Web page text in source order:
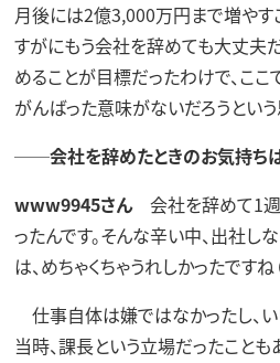
月後には2億3,000万円まで増やす
すがにもう会社を辞めても大丈夫
めることが目標だったわけで、ここ
がんばった意味がないだろうという
──会社を辞めたときのお気持ち
www9945さん会社を辞めて1週
ったんです。そんな辛い中、出社し
は、めちゃくちゃうれしかったですね（
仕事自体は嫌ではなかったし、い
当時、課長という立場だったこと